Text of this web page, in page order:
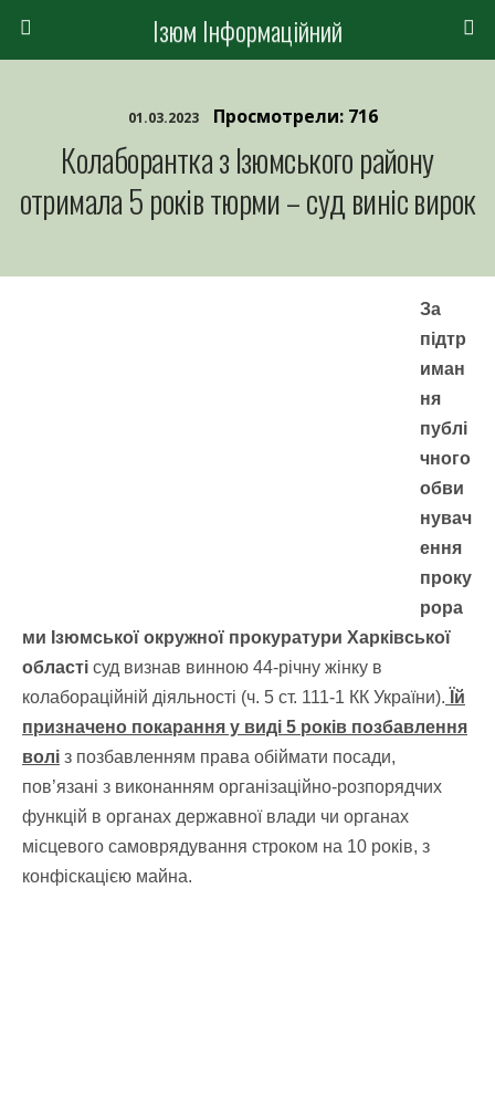
Ізюм Інформаційний
01.03.2023 Просмотрели: 716
Колаборантка з Ізюмського району
отримала 5 років тюрми – суд виніс вирок
За
підтр
иман
ня
публі
чного
обви
нувач
ення
проку
рора
ми Ізюмської окружної прокуратури Харківської
області суд визнав винною 44-річну жінку в
колабораційній діяльності (ч. 5 ст. 111-1 КК України). Їй
призначено покарання у виді 5 років позбавлення
волі з позбавленням права обіймати посади,
пов’язані з виконанням організаційно-розпорядчих
функцій в органах державної влади чи органах
місцевого самоврядування строком на 10 років, з
конфіскацією майна.